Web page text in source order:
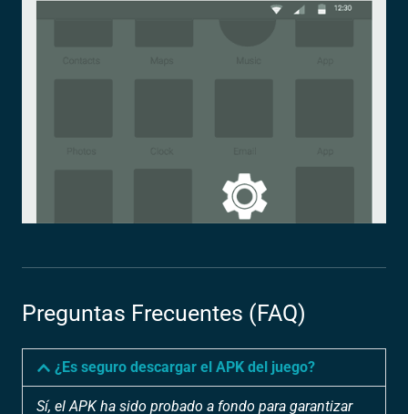
Preguntas Frecuentes (FAQ)
¿Es seguro descargar el APK del juego?
Sí, el APK ha sido probado a fondo para garantizar